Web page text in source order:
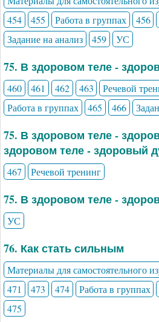
454
455 Работа в группах 456
Задание на анализ
459 УС
75. В здоровом теле -
460 461 462 463 Речевой
Работа в группах
465 466
75. В здоровом теле -
здоровом теле - здоровый
467 Речевой тренинг
75. В здоровом теле -
УС
76. Как стать сильным
Материалы для самостоятельного
471
473 474 Работа в группах
475